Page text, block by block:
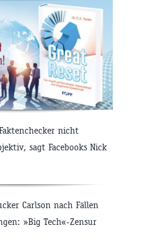
nicht
sagt Facebooks Nick
Carlson nach Fällen
»Big Tech«-Zensur